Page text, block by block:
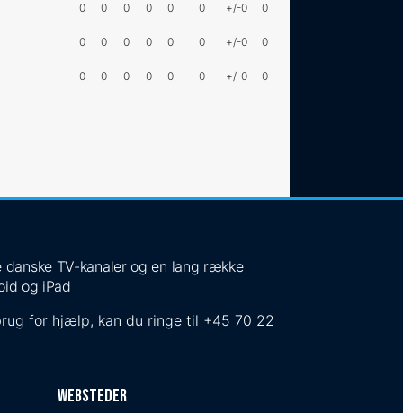
0 0 0 0 0 0 +/-0 0
0 0 0 0 0 0 +/-0 0
0 0 0 0 0 0 +/-0 0
TV-kanaler og en lang række
og iPad
for hjælp, kan du ringe til +45 70 22
Websteder